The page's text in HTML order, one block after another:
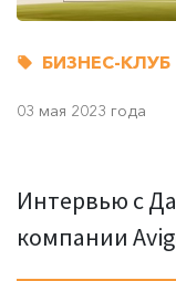
БИЗНЕС-КЛУБ
03 мая 2023 года
Интервью с
компании